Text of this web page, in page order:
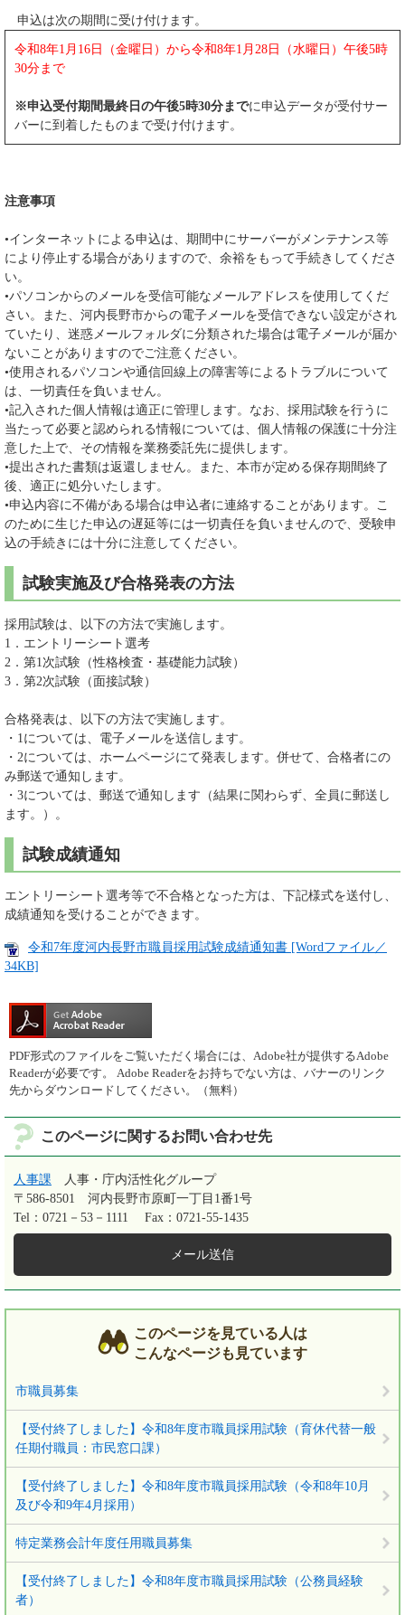
申込は次の期間に受け付けます。
令和8年1月16日（金曜日）から令和8年1月28日（水曜日）午後5時
30分まで
※申込受付期間最終日の午後5時30分までに申込データが受付サー
バーに到着したものまで受け付けます。
注意事項
•インターネットによる申込は、期間中にサーバーがメンテナンス等
により停止する場合がありますので、余裕をもって手続きしてくださ
い。
•パソコンからのメールを受信可能なメールアドレスを使用してくだ
さい。また、河内長野市からの電子メールを受信できない設定がされ
ていたり、迷惑メールフォルダに分類された場合は電子メールが届か
ないことがありますのでご注意ください。
•使用されるパソコンや通信回線上の障害等によるトラブルについて
は、一切責任を負いません。
•記入された個人情報は適正に管理します。なお、採用試験を行うに
当たって必要と認められる情報については、個人情報の保護に十分注
意した上で、その情報を業務委託先に提供します。
•提出された書類は返還しません。また、本市が定める保存期間終了
後、適正に処分いたします。
•申込内容に不備がある場合は申込者に連絡することがあります。こ
のために生じた申込の遅延等には一切責任を負いませんので、受験申
込の手続きには十分に注意してください。
試験実施及び合格発表の方法
採用試験は、以下の方法で実施します。
1．エントリーシート選考
2．第1次試験（性格検査・基礎能力試験）
3．第2次試験（面接試験）
合格発表は、以下の方法で実施します。
・1については、電子メールを送信します。
・2については、ホームページにて発表します。併せて、合格者にの
み郵送で通知します。
・3については、郵送で通知します（結果に関わらず、全員に郵送し
ます。）。
試験成績通知
エントリーシート選考等で不合格となった方は、下記様式を送付し、
成績通知を受けることができます。
令和7年度河内長野市職員採用試験成績通知書 [Wordファイル／
34KB]
PDF形式のファイルをご覧いただく場合には、Adobe社が提供するAdobe
Readerが必要です。
Adobe Readerをお持ちでない方は、バナーのリンク
先からダウンロードしてください。（無料）
このページに関するお問い合わせ先
人事課
人事・庁内活性化グループ
〒586-8501
河内長野市原町一丁目1番1号
Tel：0721－53－1111
Fax：0721-55-1435
メール送信
このページを見ている人は
こんなページも見ています
市職員募集
【受付終了しました】令和8年度市職員採用試験（育休代替一般
任期付職員：市民窓口課）
【受付終了しました】令和8年度市職員採用試験（令和8年10月
及び令和9年4月採用）
特定業務会計年度任用職員募集
【受付終了しました】令和8年度市職員採用試験（公務員経験
者）